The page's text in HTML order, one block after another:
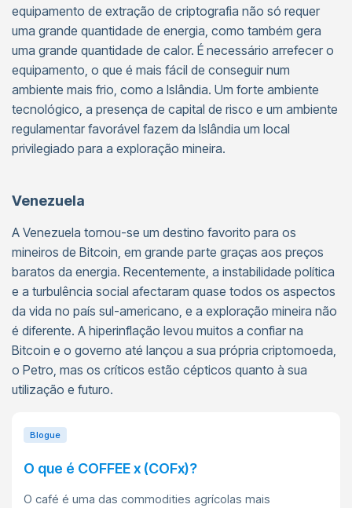
equipamento de extração de criptografia não só requer
uma grande quantidade de energia, como também gera
uma grande quantidade de calor. É necessário arrefecer o
equipamento, o que é mais fácil de conseguir num
ambiente mais frio, como a Islândia. Um forte ambiente
tecnológico, a presença de capital de risco e um ambiente
regulamentar favorável fazem da Islândia um local
privilegiado para a exploração mineira.
Venezuela
A Venezuela tornou-se um destino favorito para os
mineiros de Bitcoin, em grande parte graças aos preços
baratos da energia. Recentemente, a instabilidade política
e a turbulência social afectaram quase todos os aspectos
da vida no país sul-americano, e a exploração mineira não
é diferente. A hiperinflação levou muitos a confiar na
Bitcoin e o governo até lançou a sua própria criptomoeda,
o Petro, mas os críticos estão cépticos quanto à sua
utilização e futuro.
Blogue
O que é COFFEE x (COFx)?
O café é uma das commodities agrícolas mais